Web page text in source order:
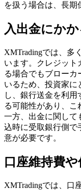
を扱う場合は、長期
入出金にか
XMTradingでは、多
います。クレジット
る場合でもブローカ
いるため、投資家に
し、銀行送金を利
る可能性があり、こ
一方、出金に関して
込時に受取銀行側で
意が必要です。
口座維持費
XMTradingでは、口